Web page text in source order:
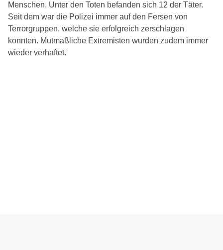
Menschen. Unter den Toten befanden sich 12 der Täter.
Seit dem war die Polizei immer auf den Fersen von
Terrorgruppen, welche sie erfolgreich zerschlagen
konnten. Mutmaßliche Extremisten wurden zudem immer
wieder verhaftet.